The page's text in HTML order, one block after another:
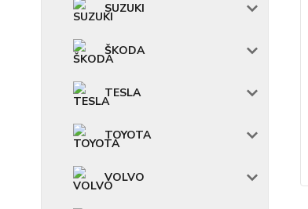
SUZUKI
ŠKODA
TESLA
TOYOTA
VOLVO